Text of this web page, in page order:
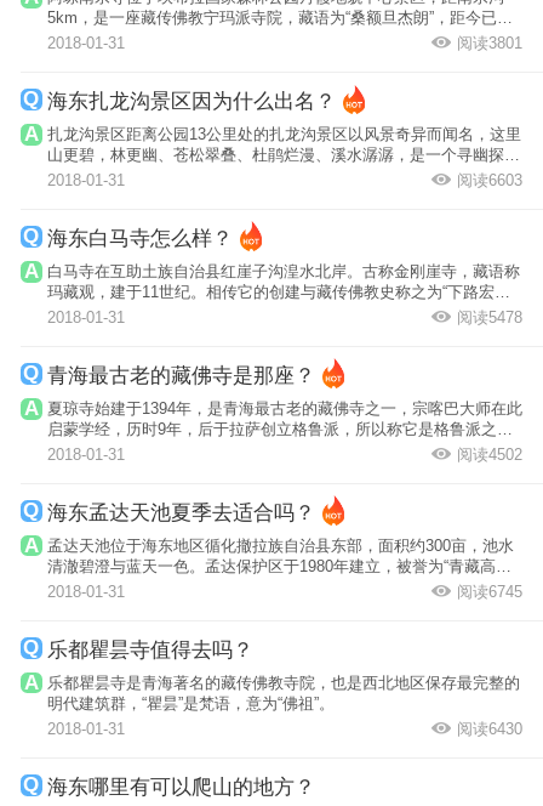
5km，是一座藏传佛教宁玛派寺院，藏语为“桑额旦杰朗”，距今已有
1100多年的...
2018-01-31 阅读3801
海东扎龙沟景区因为什么出名？
扎龙沟景区距离公园13公里处的扎龙沟景区以风景奇异而闻名，这里
山更碧，林更幽、苍松翠叠、杜鹃烂漫、溪水潺潺，是一个寻幽探奇
的好去处。
2018-01-31 阅读6603
海东白马寺怎么样？
白马寺在互助土族自治县红崖子沟湟水北岸。古称金刚崖寺，藏语称
玛藏观，建于11世纪。相传它的创建与藏传佛教史称之为“下路宏
传”的复兴佛...
2018-01-31 阅读5478
青海最古老的藏佛寺是那座？
夏琼寺始建于1394年，是青海最古老的藏佛寺之一，宗喀巴大师在此
启蒙学经，历时9年，后于拉萨创立格鲁派，所以称它是格鲁派之源
也不为过。
2018-01-31 阅读4502
海东孟达天池夏季去适合吗？
孟达天池位于海东地区循化撤拉族自治县东部，面积约300亩，池水
清澈碧澄与蓝天一色。孟达保护区于1980年建立，被誉为“青藏高原
上的西双版...
2018-01-31 阅读6745
乐都瞿昙寺值得去吗？
乐都瞿昙寺是青海著名的藏传佛教寺院，也是西北地区保存最完整的
明代建筑群，“瞿昙”是梵语，意为“佛祖”。
2018-01-31
阅读6430
海东哪里有可以爬山的地方？